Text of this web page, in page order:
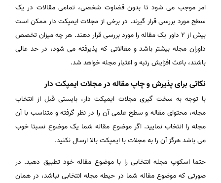
امر موجب می شود تا بدون قضاوت شخصی، تمامی مقالات در یک
سطح مورد بررسی قرار گیرند. در برخی از مجلات ایمپکت دار ممکن است
بیش از 2 داور یک مقاله را مورد بررسی قرار دهند. هر چه میزان تخصص
داوران مجله بیشتر باشد و مقالاتی که پذیرفته می شود، در حد عالی
باشند، باعث افزایش رتبه و اعتبار مجله خواهد شد.
نکاتی برای پذیرش و چاپ مقاله در مجلات ایمپکت دار
با توجه به سخت گیری مجلات ایمپکت دار، بایستی قبل از انتخاب
مجله، محتوای مقاله و سطح علمی آن را در نظر گرفته و متناسب با آن
مجله را انتخاب نمایید. اگر موضوع مقاله شما یک موضوع نسبتا خوب
می باشد هرگز آن را به مجلات با ایمپکت بالا ارسال نکنید.
حتما اسکوپ مجله انتخابی را با موضوع مقاله خود تطبیق دهید. در
صورتی که موضوع مقاله شما در حیطه مجله انتخابی نباشد، در همان